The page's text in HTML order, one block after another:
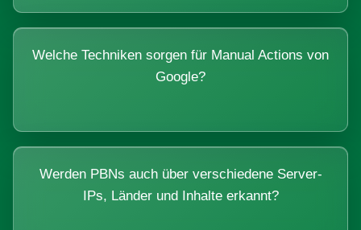
Welche Techniken sorgen für Manual Actions von
Google?
Werden PBNs auch über verschiedene Server-
IPs, Länder und Inhalte erkannt?